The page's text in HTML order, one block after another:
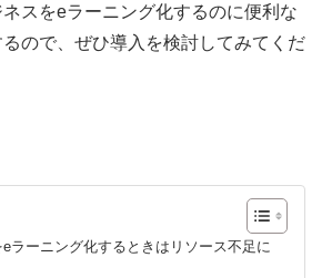
スをeラーニング化するのに便利な
ので、ぜひ導入を検討してみてくだ
ラーニング化するときはリソース不足に